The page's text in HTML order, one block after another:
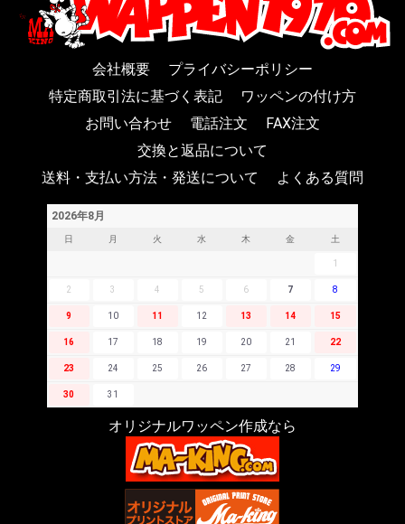
会社概要
プライバシーポリシー
特定商取引法に基づく表記
ワッペンの付け方
お問い合わせ
電話注文
FAX注文
交換と返品について
送料・支払い方法・発送について
よくある質問
2026年8月
日 月 火 水 木 金 土
1
2 3 4 5 6 7 8
9 10 11 12 13 14 15
16 17 18 19 20 21 22
23 24 25 26 27 28 29
30 31
オリジナルワッペン作成なら